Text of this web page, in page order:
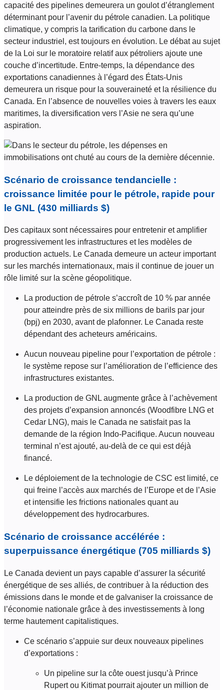
capacité des pipelines demeurera un goulot d’étranglement
déterminant pour l’avenir du pétrole canadien. La politique
climatique, y compris la tarification du carbone dans le
secteur industriel, est toujours en évolution. Le débat au sujet
de la Loi sur le moratoire relatif aux pétroliers ajoute une
couche d’incertitude. Entre-temps, la dépendance des
exportations canadiennes à l’égard des États-Unis
demeurera un risque pour la souveraineté et la résilience du
Canada. En l’absence de nouvelles voies à travers les eaux
maritimes, la diversification vers l’Asie ne sera qu’une
aspiration.
Scénario de croissance tendancielle :
croissance limitée pour le pétrole, rapide pour
le GNL (430 milliards $)
Des capitaux sont nécessaires pour entretenir et amplifier
progressivement les infrastructures et les modèles de
production actuels. Le Canada demeure un acteur important
sur les marchés internationaux, mais il continue de jouer un
rôle limité sur la scène géopolitique.
La production de pétrole s’accroît de 10 % par année
pour atteindre près de six millions de barils par jour
(bpj) en 2030, avant de plafonner. Le Canada reste
dépendant des acheteurs américains.
Aucun nouveau pipeline pour l’exportation de pétrole :
le système repose sur l’amélioration de l’efficience des
infrastructures existantes.
La production de GNL augmente grâce à l’achèvement
des projets d’expansion annoncés (Woodfibre LNG et
Cedar LNG), mais le Canada ne satisfait pas la
demande de la région Indo-Pacifique. Aucun nouveau
terminal n’est ajouté, au-delà de ce qui est déjà
financé.
Le déploiement de la technologie de CSC est limité, ce
qui freine l’accès aux marchés de l’Europe et de l’Asie
et intensifie les frictions nationales quant au
développement des hydrocarbures.
Scénario de croissance accélérée :
superpuissance énergétique (705 milliards $)
Le Canada devient un pays capable d’assurer la sécurité
énergétique de ses alliés, de contribuer à la réduction des
émissions dans le monde et de galvaniser la croissance de
l’économie nationale grâce à des investissements à long
terme hautement capitalistiques.
Ce scénario s’appuie sur deux nouveaux pipelines
d’exportations :
Un pipeline sur la côte ouest jusqu’à Prince
Rupert ou Kitimat pourrait ajouter un million de